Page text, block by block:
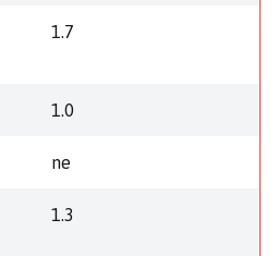
1.7
1.0
ne
1.3